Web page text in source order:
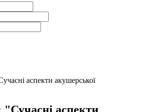
аспекти акушерської